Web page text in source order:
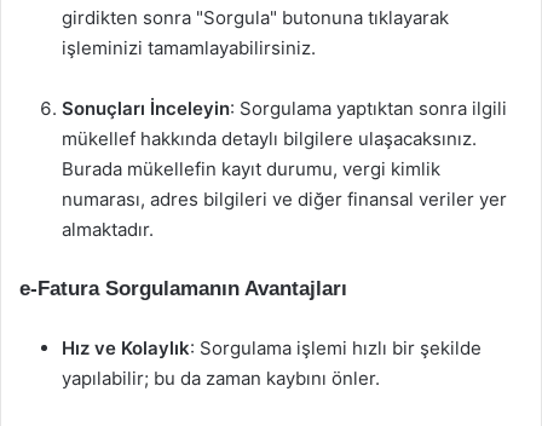
girdikten sonra "Sorgula" butonuna tıklayarak
işleminizi tamamlayabilirsiniz.
Sonuçları İnceleyin: Sorgulama yaptıktan sonra ilgili
mükellef hakkında detaylı bilgilere ulaşacaksınız.
Burada mükellefin kayıt durumu, vergi kimlik
numarası, adres bilgileri ve diğer finansal veriler yer
almaktadır.
e-Fatura Sorgulamanın Avantajları
Hız ve Kolaylık: Sorgulama işlemi hızlı bir şekilde
yapılabilir; bu da zaman kaybını önler.